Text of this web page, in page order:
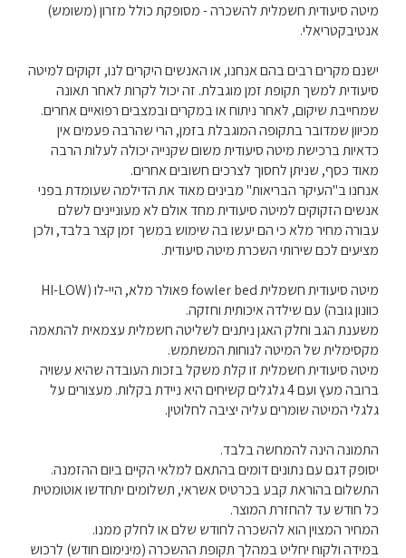
מיטה סיעודית חשמלית להשכרה - מסופקת כולל מזרון (משומש)
אנטיבקטריאלי.
ישנם מקרים רבים בהם אנחנו, או האנשים היקרים לנו, זקוקים למיטה
סיעודית למשך תקופת זמן מוגבלת. זה יכול לקרות לאחר תאונה
שמחייבת שיקום, לאחר ניתוח או במקרים ובמצבים רפואיים אחרים.
מכיוון שמדובר בתקופה המוגבלת בזמן, הרי שהרבה פעמים אין
כדאיות ברכישת מיטה סיעודית משום שקנייה יכולה לעלות הרבה
מאוד כסף, שניתן לחסוך לצרכים חשובים אחרים.
אנחנו ב"העיקר הבריאות" מבינים מאוד את הדילמה שעומדת בפני
אנשים הזקוקים למיטה סיעודית מחד אולם לא מעוניינים לשלם
עבורה מחיר מלא כי הם יעשו בה שימוש במשך זמן קצר בלבד, ולכן
מציעים לכם שירותי השכרת מיטה סיעודית.
מיטה סיעודית חשמלית fowler bed פאולר מלא, היי-לו (HI-LOW
כוונון גובה) עם שילדה איכותית וחזקה.
משענת הגב וחלק האגן ניתנים לשליטה חשמלית עצמאית להתאמה
מקסימלית של המיטה לנוחות המשתמש.
מיטה סיעודית חשמלית זו קלת משקל בזכות העובדה שהיא עשויה
ברובה מעץ ועם 4 גלגלים קשיחים היא ניידת בקלות. מעצורים על
גלגלי המיטה שומרים עליה יציבה לחלוטין.
התמונה הינה להמחשה בלבד.
יסופק דגם עם נתונים דומים בהתאם למלאי הקיים ביום ההזמנה.
התשלום בהוראת קבע בכרטיס אשראי, תשלומים יתחדשו אוטומטית
כל חודש עד להחזרת המוצר.
המחיר המצוין הוא להשכרה לחודש שלם או לחלק ממנו.
במידה ולקוח יחליט במהלך תקופת ההשכרה (מינימום חודש) לרכוש